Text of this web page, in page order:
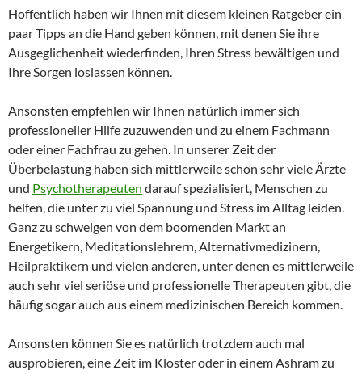
Hoffentlich haben wir Ihnen mit diesem kleinen Ratgeber ein
paar Tipps an die Hand geben können, mit denen Sie ihre
Ausgeglichenheit wiederfinden, Ihren Stress bewältigen und
Ihre Sorgen loslassen können.
Ansonsten empfehlen wir Ihnen natürlich immer sich
professioneller Hilfe zuzuwenden und zu einem Fachmann
oder einer Fachfrau zu gehen. In unserer Zeit der
Überbelastung haben sich mittlerweile schon sehr viele Ärzte
und Psychotherapeuten darauf spezialisiert, Menschen zu
helfen, die unter zu viel Spannung und Stress im Alltag leiden.
Ganz zu schweigen von dem boomenden Markt an
Energetikern, Meditationslehrern, Alternativmedizinern,
Heilpraktikern und vielen anderen, unter denen es mittlerweile
auch sehr viel seriöse und professionelle Therapeuten gibt, die
häufig sogar auch aus einem medizinischen Bereich kommen.
Ansonsten können Sie es natürlich trotzdem auch mal
ausprobieren, eine Zeit im Kloster oder in einem Ashram zu